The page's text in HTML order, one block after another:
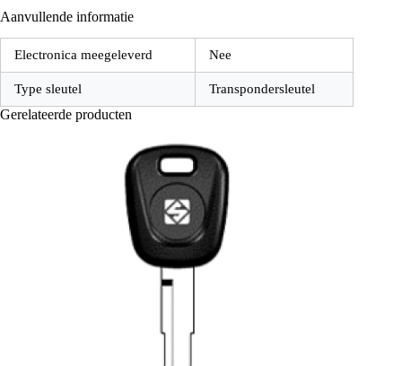
Aanvullende informatie
Electronica meegeleverd Nee
Type sleutel Transpondersleutel
Gerelateerde producten